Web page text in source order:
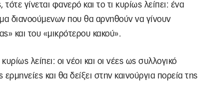
γίνεται φανερό και το τι κυρίως λείπει: ένα
διανοούμενων που θα αρνηθούν να γίνουν
και του «μικρότερου κακού».
λείπει: οι νέοι και οι νέες ως συλλογικό
και θα δείξει στην καινούργια πορεία της